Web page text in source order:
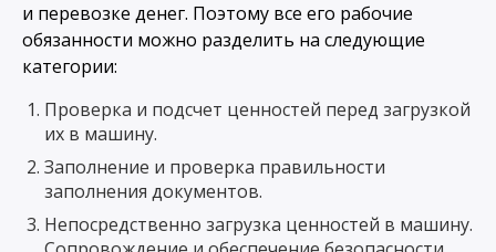
и перевозке денег. Поэтому все его рабочие
обязанности можно разделить на следующие
категории:
Проверка и подсчет ценностей перед загрузкой
их в машину.
Заполнение и проверка правильности
заполнения документов.
Непосредственно загрузка ценностей в машину.